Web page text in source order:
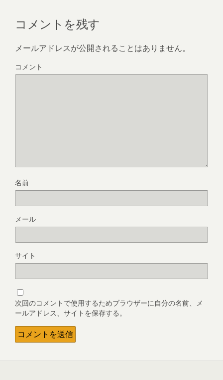
コメントを残す
メールアドレスが公開されることはありません。
コメント
名前
メール
サイト
次回のコメントで使用するためブラウザーに自分の名前、メ
ールアドレス、サイトを保存する。